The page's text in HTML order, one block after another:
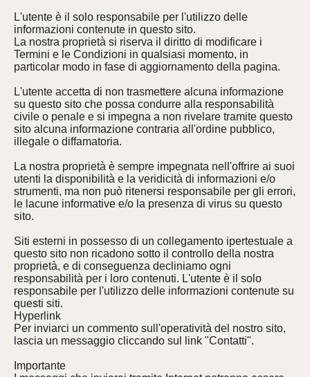
L'utente è il solo responsabile per l'utilizzo delle
informazioni contenute in questo sito.
La nostra proprietà si riserva il diritto di modificare i
Termini e le Condizioni in qualsiasi momento, in
particolar modo in fase di aggiornamento della pagina.
L'utente accetta di non trasmettere alcuna informazione
su questo sito che possa condurre alla responsabilità
civile o penale e si impegna a non rivelare tramite questo
sito alcuna informazione contraria all'ordine pubblico,
illegale o diffamatoria.
La nostra proprietà è sempre impegnata nell'offrire ai suoi
utenti la disponibilità e la veridicità di informazioni e/o
strumenti, ma non può ritenersi responsabile per gli errori,
le lacune informative e/o la presenza di virus su questo
sito.
Siti esterni in possesso di un collegamento ipertestuale a
questo sito non ricadono sotto il controllo della nostra
proprietà, e di conseguenza decliniamo ogni
responsabilità per i loro contenuti. L'utente è il solo
responsabile per l'utilizzo delle informazioni contenute su
questi siti.
Hyperlink
Per inviarci un commento sull'operatività del nostro sito,
lascia un messaggio cliccando sul link "Contatti".
Importante